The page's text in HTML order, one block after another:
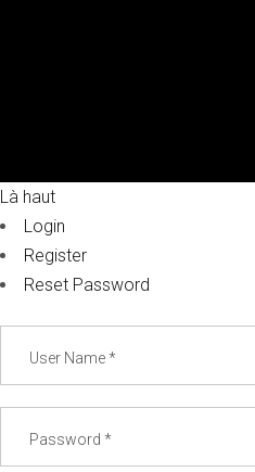
Là haut
Login
Register
Reset Password